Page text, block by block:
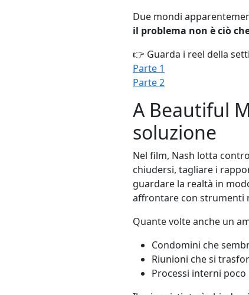
Due mondi
il problema non è ciò
👉 Guarda i reel della
Parte 1
Parte 2
A Beautiful
soluzione
Nel film, Nash lotta
chiudersi, tagliare i
guardare la realtà in
affrontare con strumenti
Quante volte anche un
Condomini che
Riunioni che si
Processi interni